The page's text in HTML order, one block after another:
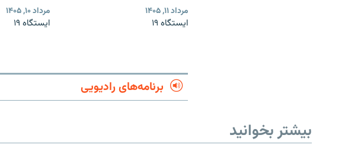
مرداد ۱۱, ۱۴۰۵
ایستگاه ۱۹
مرداد ۱۰, ۱۴۰۵
ایستگاه ۱۹
برنامه‌های رادیویی
بیشتر بخوانید